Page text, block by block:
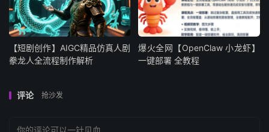
【短剧创作】AIGC精品仿真人剧
豢龙人全流程制作解析
爆火全网【OpenClaw 小龙虾】
一键部署 全教程
评论 抢沙发